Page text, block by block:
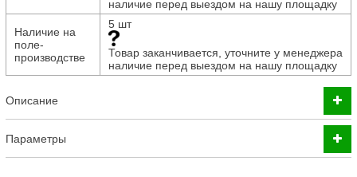
наличие перед выездом на нашу площадку
Наличие на
поле-
производстве
5 шт
Товар заканчивается, уточните у менеджера
наличие перед выездом на нашу площадку
Описание
Параметры